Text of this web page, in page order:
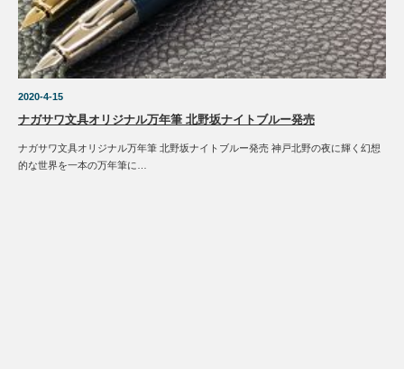
2020-4-15
ナガサワ文具オリジナル万年筆 北野坂ナイトブルー発売
ナガサワ文具オリジナル万年筆 北野坂ナイトブルー発売 神戸北野の夜に輝く幻想
的な世界を一本の万年筆に…